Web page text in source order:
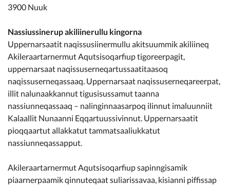
3900 Nuuk
Nassiussinerup akiliinerullu kingorna
Uppernarsaatit naqissusiinermullu akitsuummik akiliineq
Akileraartarnermut Aqutsisoqarfiup tigoreerpagit,
uppernarsaat naqissuserneqartussaatitaasoq
naqissuserneqassaaq. Uppernarsaat naqissuserneqareerpat,
illit nalunaakkannut tigusisussamut taanna
nassiunneqassaaq – nalinginnaasarpoq ilinnut imaluunniit
Kalaallit Nunaanni Eqqartuussivinnut. Uppernarsaatit
pioqqaartut allakkatut tammatsaaliukkatut
nassiunneqassapput.
Akileraartarnermut Aqutsisoqarfiup sapinngisamik
piaarnerpaamik qinnuteqaat suliarissavaa, kisianni piffissap